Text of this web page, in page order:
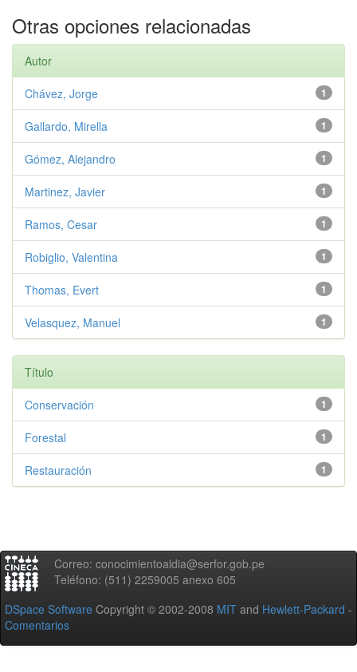
Otras opciones relacionadas
Autor
1
Chávez, Jorge
1
Gallardo, Mirella
1
Gómez, Alejandro
1
Martinez, Javier
1
Ramos, Cesar
1
Robiglio, Valentina
1
Thomas, Evert
1
Velasquez, Manuel
Título
1
Conservación
1
Forestal
1
Restauración
Correo: conocimientoaldia@serfor.gob.pe
Teléfono: (511) 2259005 anexo 605
DSpace Software Copyright © 2002-2008 MIT and Hewlett-Packard -
Comentarios